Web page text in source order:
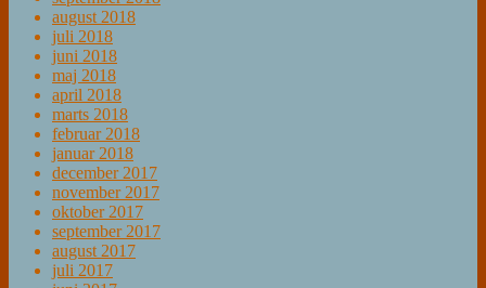
august 2018
juli 2018
juni 2018
maj 2018
april 2018
marts 2018
februar 2018
januar 2018
december 2017
november 2017
oktober 2017
september 2017
august 2017
juli 2017